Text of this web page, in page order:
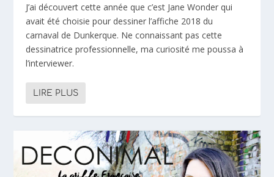
J’ai découvert cette année que c’est Jane Wonder qui
avait été choisie pour dessiner l’affiche 2018 du
carnaval de Dunkerque. Ne connaissant pas cette
dessinatrice professionnelle, ma curiosité me poussa à
l’interviewer.
LIRE PLUS